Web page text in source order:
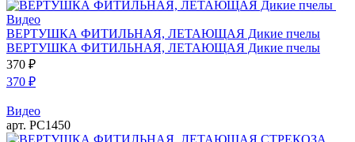
Видео
ВЕРТУШКА ФИТИЛЬНАЯ, ЛЕТАЮЩАЯ Дикие пчелы
ВЕРТУШКА ФИТИЛЬНАЯ, ЛЕТАЮЩАЯ Дикие пчелы
370 ₽
370 ₽
Видео
арт. РС1450